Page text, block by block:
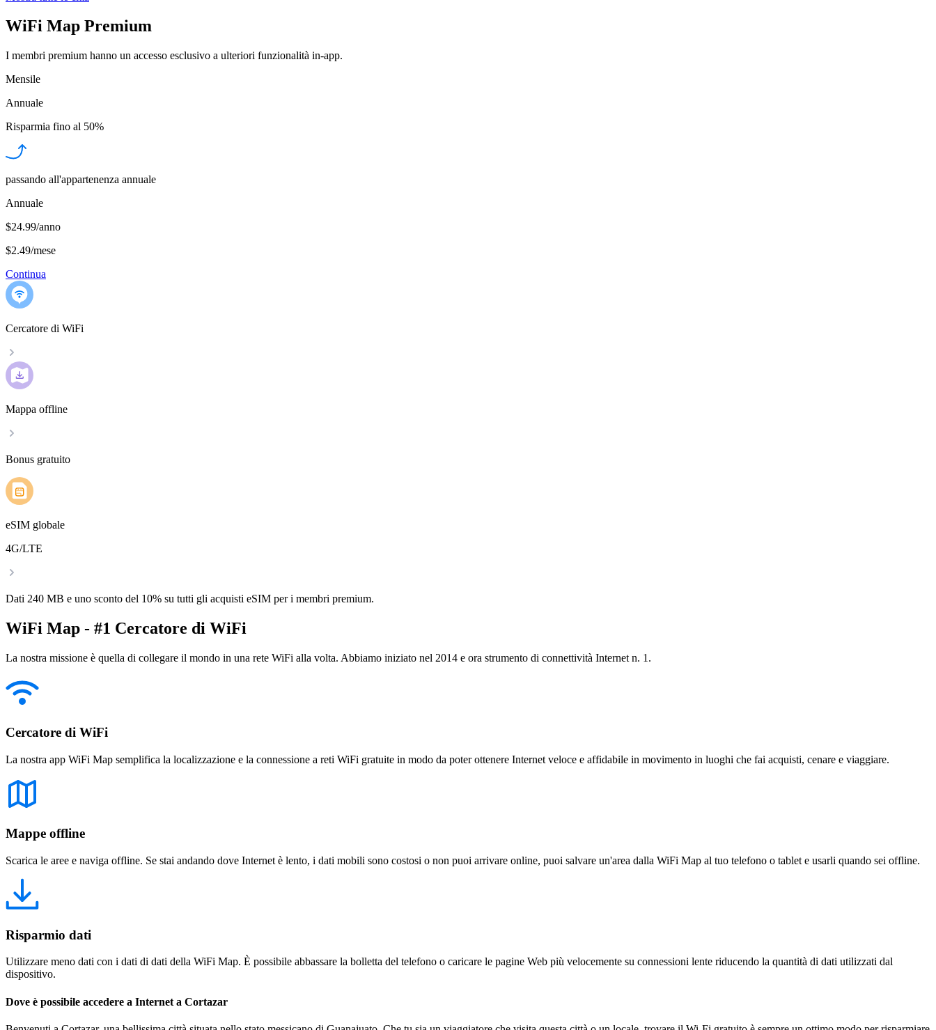
WiFi Map Premium
I membri premium hanno un accesso esclusivo a ulteriori funzionalità in-app.
Mensile
Annuale
Risparmia fino al 50%
passando all'appartenenza annuale
Annuale
$24.99/anno
$2.49/mese
Continua
Cercatore di WiFi
Mappa offline
Bonus gratuito
eSIM globale
4G/LTE
Dati 240 MB e uno sconto del 10% su tutti gli acquisti eSIM per i membri premium.
WiFi Map - #1 Cercatore di WiFi
La nostra missione è quella di collegare il mondo in una rete WiFi alla volta. Abbiamo iniziato nel 2014 e ora strumento di connettività Internet n. 1.
Cercatore di WiFi
La nostra app WiFi Map semplifica la localizzazione e la connessione a reti WiFi gratuite in modo da poter ottenere Internet veloce e affidabile in movimento in luoghi che fai acquisti, cenare e viaggiare.
Mappe offline
Scarica le aree e naviga offline. Se stai andando dove Internet è lento, i dati mobili sono costosi o non puoi arrivare online, puoi salvare un'area dalla WiFi Map al tuo telefono o tablet e usarli quando sei offline.
Risparmio dati
Utilizzare meno dati con i dati di dati della WiFi Map. È possibile abbassare la bolletta del telefono o caricare le pagine Web più velocemente su connessioni lente riducendo la quantità di dati utilizzati dal
dispositivo.
Dove è possibile accedere a Internet a Cortazar